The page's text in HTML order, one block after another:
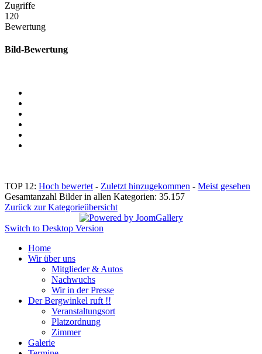
Zugriffe
120
Bewertung
Bild-Bewertung
TOP 12: Hoch bewertet - Zuletzt hinzugekommen - Meist gesehen
Gesamtanzahl Bilder in allen Kategorien: 35.157
Zurück zur Kategorieübersicht
Switch to Desktop Version
Home
Wir über uns
Mitglieder & Autos
Nachwuchs
Wir in der Presse
Der Bergwinkel ruft !!
Veranstaltungsort
Platzordnung
Zimmer
Galerie